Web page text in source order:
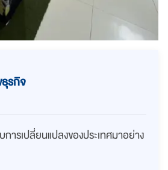
รกิจ
ารเปลี่ยนแปลงของประเทศมาอย่าง